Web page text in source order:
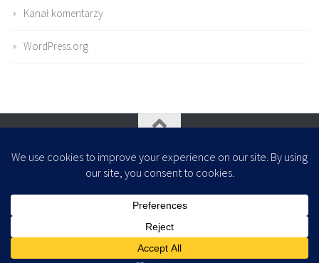
Kanał komentarzy
WordPress.org
- Zaprojektowany z